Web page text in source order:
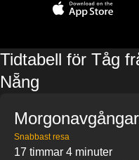
Tidtabell för Tåg
Nẵng
Morgonavgångar
Snabbast resa
17 timmar 4 minuter